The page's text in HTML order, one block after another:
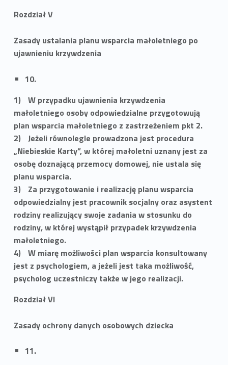
Rozdział V
Zasady ustalania planu wsparcia małoletniego po
ujawnieniu krzywdzenia
10.
W przypadku ujawnienia krzywdzenia
małoletniego osoby odpowiedzialne przygotowują
plan wsparcia małoletniego z zastrzeżeniem pkt 2.
Jeżeli równolegle prowadzona jest procedura
„Niebieskie Karty”, w której małoletni uznany jest za
osobę doznającą przemocy domowej, nie ustala się
planu wsparcia.
Za przygotowanie i realizację planu wsparcia
odpowiedzialny jest pracownik socjalny oraz asystent
rodziny realizujący swoje zadania w stosunku do
rodziny, w której wystąpił przypadek krzywdzenia
małoletniego.
W miarę możliwości plan wsparcia konsultowany
jest z psychologiem, a jeżeli jest taka możliwość,
psycholog uczestniczy także w jego realizacji.
Rozdział VI
Zasady ochrony danych osobowych dziecka
11.